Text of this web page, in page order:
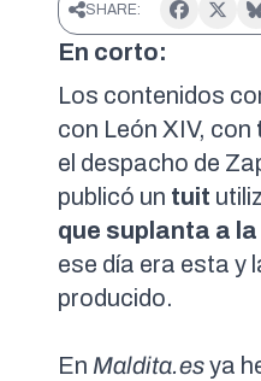
SHARE:
En corto:
Los contenidos
con León XIV, con
el despacho de
publicó un tuit
que suplanta a la
ese día era esta y
producido.
En Maldita.esya